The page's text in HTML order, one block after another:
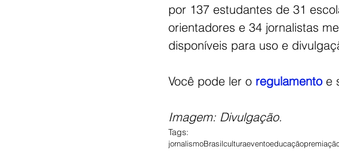
por 137 estudantes de 31
orientadores e 34 jornalistas
disponíveis para uso e
Você pode ler o regulamento e
Imagem: Divulgação.
Tags:
jornalismoBrasilculturaeventoeducação